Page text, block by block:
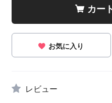
カー
お気に入り
レビュー